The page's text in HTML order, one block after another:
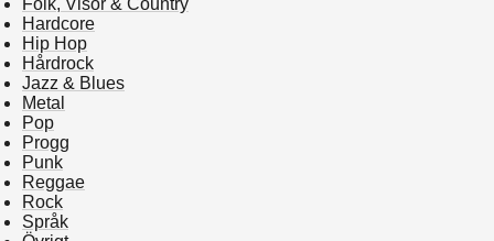
Folk, Visor & Country
Hardcore
Hip Hop
Hårdrock
Jazz & Blues
Metal
Pop
Progg
Punk
Reggae
Rock
Språk